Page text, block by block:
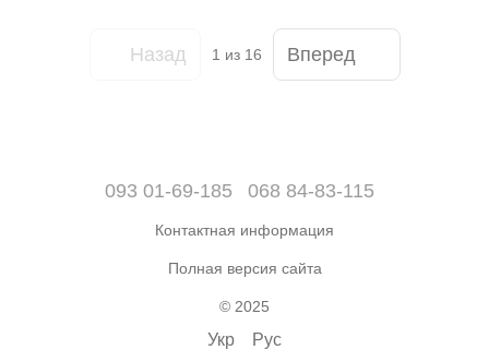
Назад 1 из 16 Вперед
093 01-69-185 068 84-83-115
Контактная информация
Полная версия сайта
© 2025
Укр Рус